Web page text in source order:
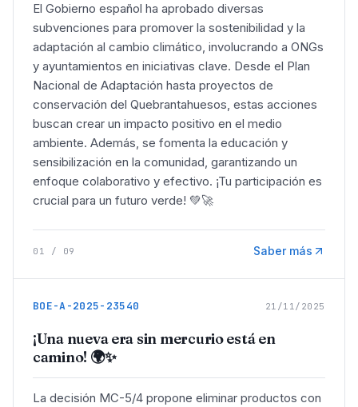
El Gobierno español ha aprobado diversas
subvenciones para promover la sostenibilidad y la
adaptación al cambio climático, involucrando a ONGs
y ayuntamientos en iniciativas clave. Desde el Plan
Nacional de Adaptación hasta proyectos de
conservación del Quebrantahuesos, estas acciones
buscan crear un impacto positivo en el medio
ambiente. Además, se fomenta la educación y
sensibilización en la comunidad, garantizando un
enfoque colaborativo y efectivo. ¡Tu participación es
crucial para un futuro verde! 💚🚀
01 / 09 Saber más
BOE-A-2025-23540 21/11/2025
¡Una nueva era sin mercurio está en
camino! 🌍✨
La decisión MC-5/4 propone eliminar productos con